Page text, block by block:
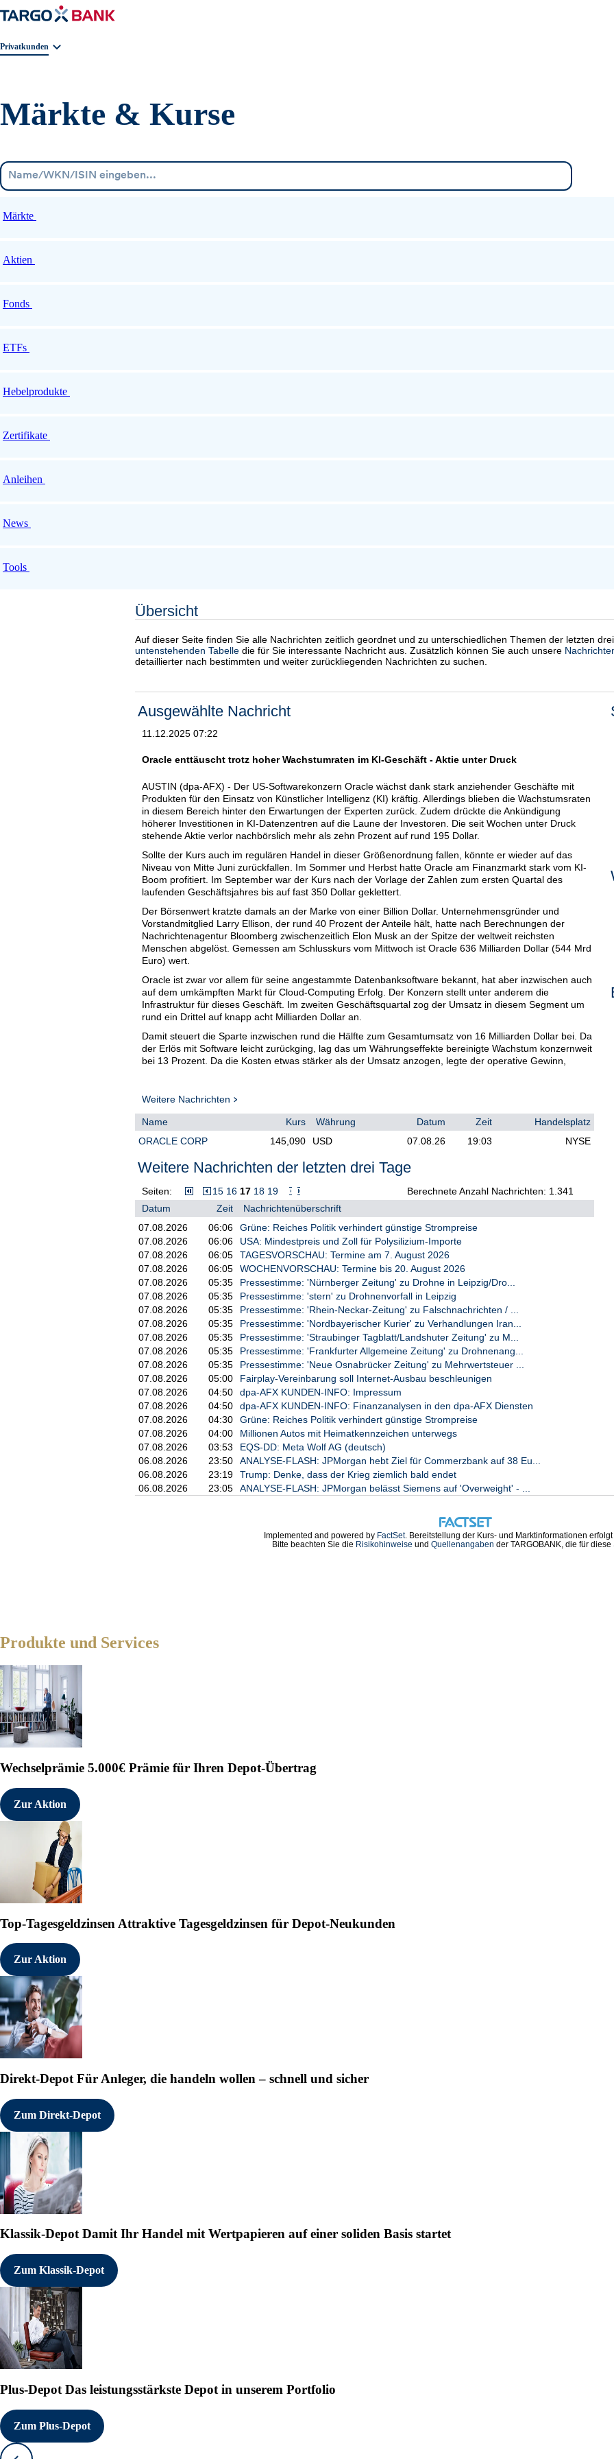
Geschäftsbereichnavigation. Aktuelle Auswahl:
Privatkunden
Märkte & Kurse
Märkte
Aktien
Fonds
ETFs
Hebelprodukte
Zertifikate
Anleihen
News
Tools
Übersicht
Auf dieser Seite finden Sie alle Nachrichten zeitlich geordnet und zu unterschiedlichen Themen der letzten
untenstehenden Tabelle die für Sie interessante Nachricht aus. Zusätzlich können Sie auch unsere
detaillierter nach bestimmten und weiter zurückliegenden Nachrichten zu suchen.
Ausgewählte Nachricht
11.12.2025 07:22
Oracle enttäuscht trotz hoher Wachstumraten im KI-Geschäft - Aktie unter Druck
AUSTIN (dpa-AFX) - Der US-Softwarekonzern Oracle wächst dank stark anziehender Geschäfte mit
Produkten für den Einsatz von Künstlicher Intelligenz (KI) kräftig. Allerdings blieben die Wachstumsraten
in diesem Bereich hinter den Erwartungen der Experten zurück. Zudem drückte die Ankündigung
höherer Investitionen in KI-Datenzentren auf die Laune der Investoren. Die seit Wochen unter Druck
stehende Aktie verlor nachbörslich mehr als zehn Prozent auf rund 195 Dollar.
Sollte der Kurs auch im regulären Handel in dieser Größenordnung fallen, könnte er wieder auf das
Niveau von Mitte Juni zurückfallen. Im Sommer und Herbst hatte Oracle am Finanzmarkt stark vom KI-
Boom profitiert. Im September war der Kurs nach der Vorlage der Zahlen zum ersten Quartal des
laufenden Geschäftsjahres bis auf fast 350 Dollar geklettert.
Der Börsenwert kratzte damals an der Marke von einer Billion Dollar. Unternehmensgründer und
Vorstandmitglied Larry Ellison, der rund 40 Prozent der Anteile hält, hatte nach Berechnungen der
Nachrichtenagentur Bloomberg zwischenzeitlich Elon Musk an der Spitze der weltweit reichsten
Menschen abgelöst. Gemessen am Schlusskurs vom Mittwoch ist Oracle 636 Milliarden Dollar (544 Mrd
Euro) wert.
Oracle ist zwar vor allem für seine angestammte Datenbanksoftware bekannt, hat aber inzwischen auch
auf dem umkämpften Markt für Cloud-Computing Erfolg. Der Konzern stellt unter anderem die
Infrastruktur für dieses Geschäft. Im zweiten Geschäftsquartal zog der Umsatz in diesem Segment um
rund ein Drittel auf knapp acht Milliarden Dollar an.
Damit steuert die Sparte inzwischen rund die Hälfte zum Gesamtumsatz von 16 Milliarden Dollar bei. Da
der Erlös mit Software leicht zurückging, lag das um Währungseffekte bereinigte Wachstum konzernweit
bei 13 Prozent. Da die Kosten etwas stärker als der Umsatz anzogen, legte der operative Gewinn,
50 Milliarden Dollar und damit 15 Milliarden Dollar mehr als noch im September. Angesichts hoher
Schulden müssen diese Investitionen sich auch rentieren./zb/err/mis
Weitere Nachrichten
Name Kurs Währung Datum Zeit
Handelsplatz
ORACLE CORP
145,090 USD 07.08.26 19:03 NYSE
Weitere Nachrichten der letzten drei Tage
Seiten: 15 16 17 18 19
Berechnete Anzahl Nachrichten: 1.341
Datum
Zeit
Nachrichtenüberschrift
07.08.2026
06:06
Grüne: Reiches Politik verhindert günstige Strompreise
07.08.2026
06:06
USA: Mindestpreis und Zoll für Polysilizium-Importe
07.08.2026
06:05
TAGESVORSCHAU: Termine am 7. August 2026
07.08.2026
06:05
WOCHENVORSCHAU: Termine bis 20. August 2026
07.08.2026
05:35
Pressestimme: 'Nürnberger Zeitung' zu Drohne in Leipzig/Dro...
07.08.2026
05:35
Pressestimme: 'stern' zu Drohnenvorfall in Leipzig
07.08.2026
05:35
Pressestimme: 'Rhein-Neckar-Zeitung' zu Falschnachrichten / ...
07.08.2026
05:35
Pressestimme: 'Nordbayerischer Kurier' zu Verhandlungen Iran...
07.08.2026
05:35
Pressestimme: 'Straubinger Tagblatt/Landshuter Zeitung' zu M...
07.08.2026
05:35
Pressestimme: 'Frankfurter Allgemeine Zeitung' zu Drohnenang...
07.08.2026
05:35
Pressestimme: 'Neue Osnabrücker Zeitung' zu Mehrwertsteuer ...
07.08.2026
05:00
Fairplay-Vereinbarung soll Internet-Ausbau beschleunigen
07.08.2026
04:50
dpa-AFX KUNDEN-INFO: Impressum
07.08.2026
04:50
dpa-AFX KUNDEN-INFO: Finanzanalysen in den dpa-AFX Diensten
07.08.2026
04:30
Grüne: Reiches Politik verhindert günstige Strompreise
07.08.2026
04:00
Millionen Autos mit Heimatkennzeichen unterwegs
07.08.2026
03:53
EQS-DD: Meta Wolf AG (deutsch)
06.08.2026
23:50
ANALYSE-FLASH: JPMorgan hebt Ziel für Commerzbank auf 38 Eu...
06.08.2026
23:19
Trump: Denke, dass der Krieg ziemlich bald endet
06.08.2026
23:05 ANALYSE-FLASH: JPMorgan belässt Siemens auf 'Overweight' - ...
Implemented and powered by FactSet. Bereitstellung der Kurs- und Marktinformationen erfolgt
Bitte beachten Sie die Risikohinweise und Quellenangaben der TARGOBANK, die für diese
Produkte und Services
Wechselprämie 5.000€ Prämie für Ihren Depot-Übertrag
Zur Aktion
Top-Tagesgeldzinsen Attraktive Tagesgeldzinsen für Depot-Neukunden
Zur Aktion
Direkt-Depot Für Anleger, die handeln wollen – schnell und sicher
Zum Direkt-Depot
Klassik-DepotDamit Ihr Handel mit Wertpapieren auf einer soliden Basis startet
Zum Klassik-Depot
Plus-Depot Das leistungsstärkste Depot in unserem Portfolio
Zum Plus-Depot